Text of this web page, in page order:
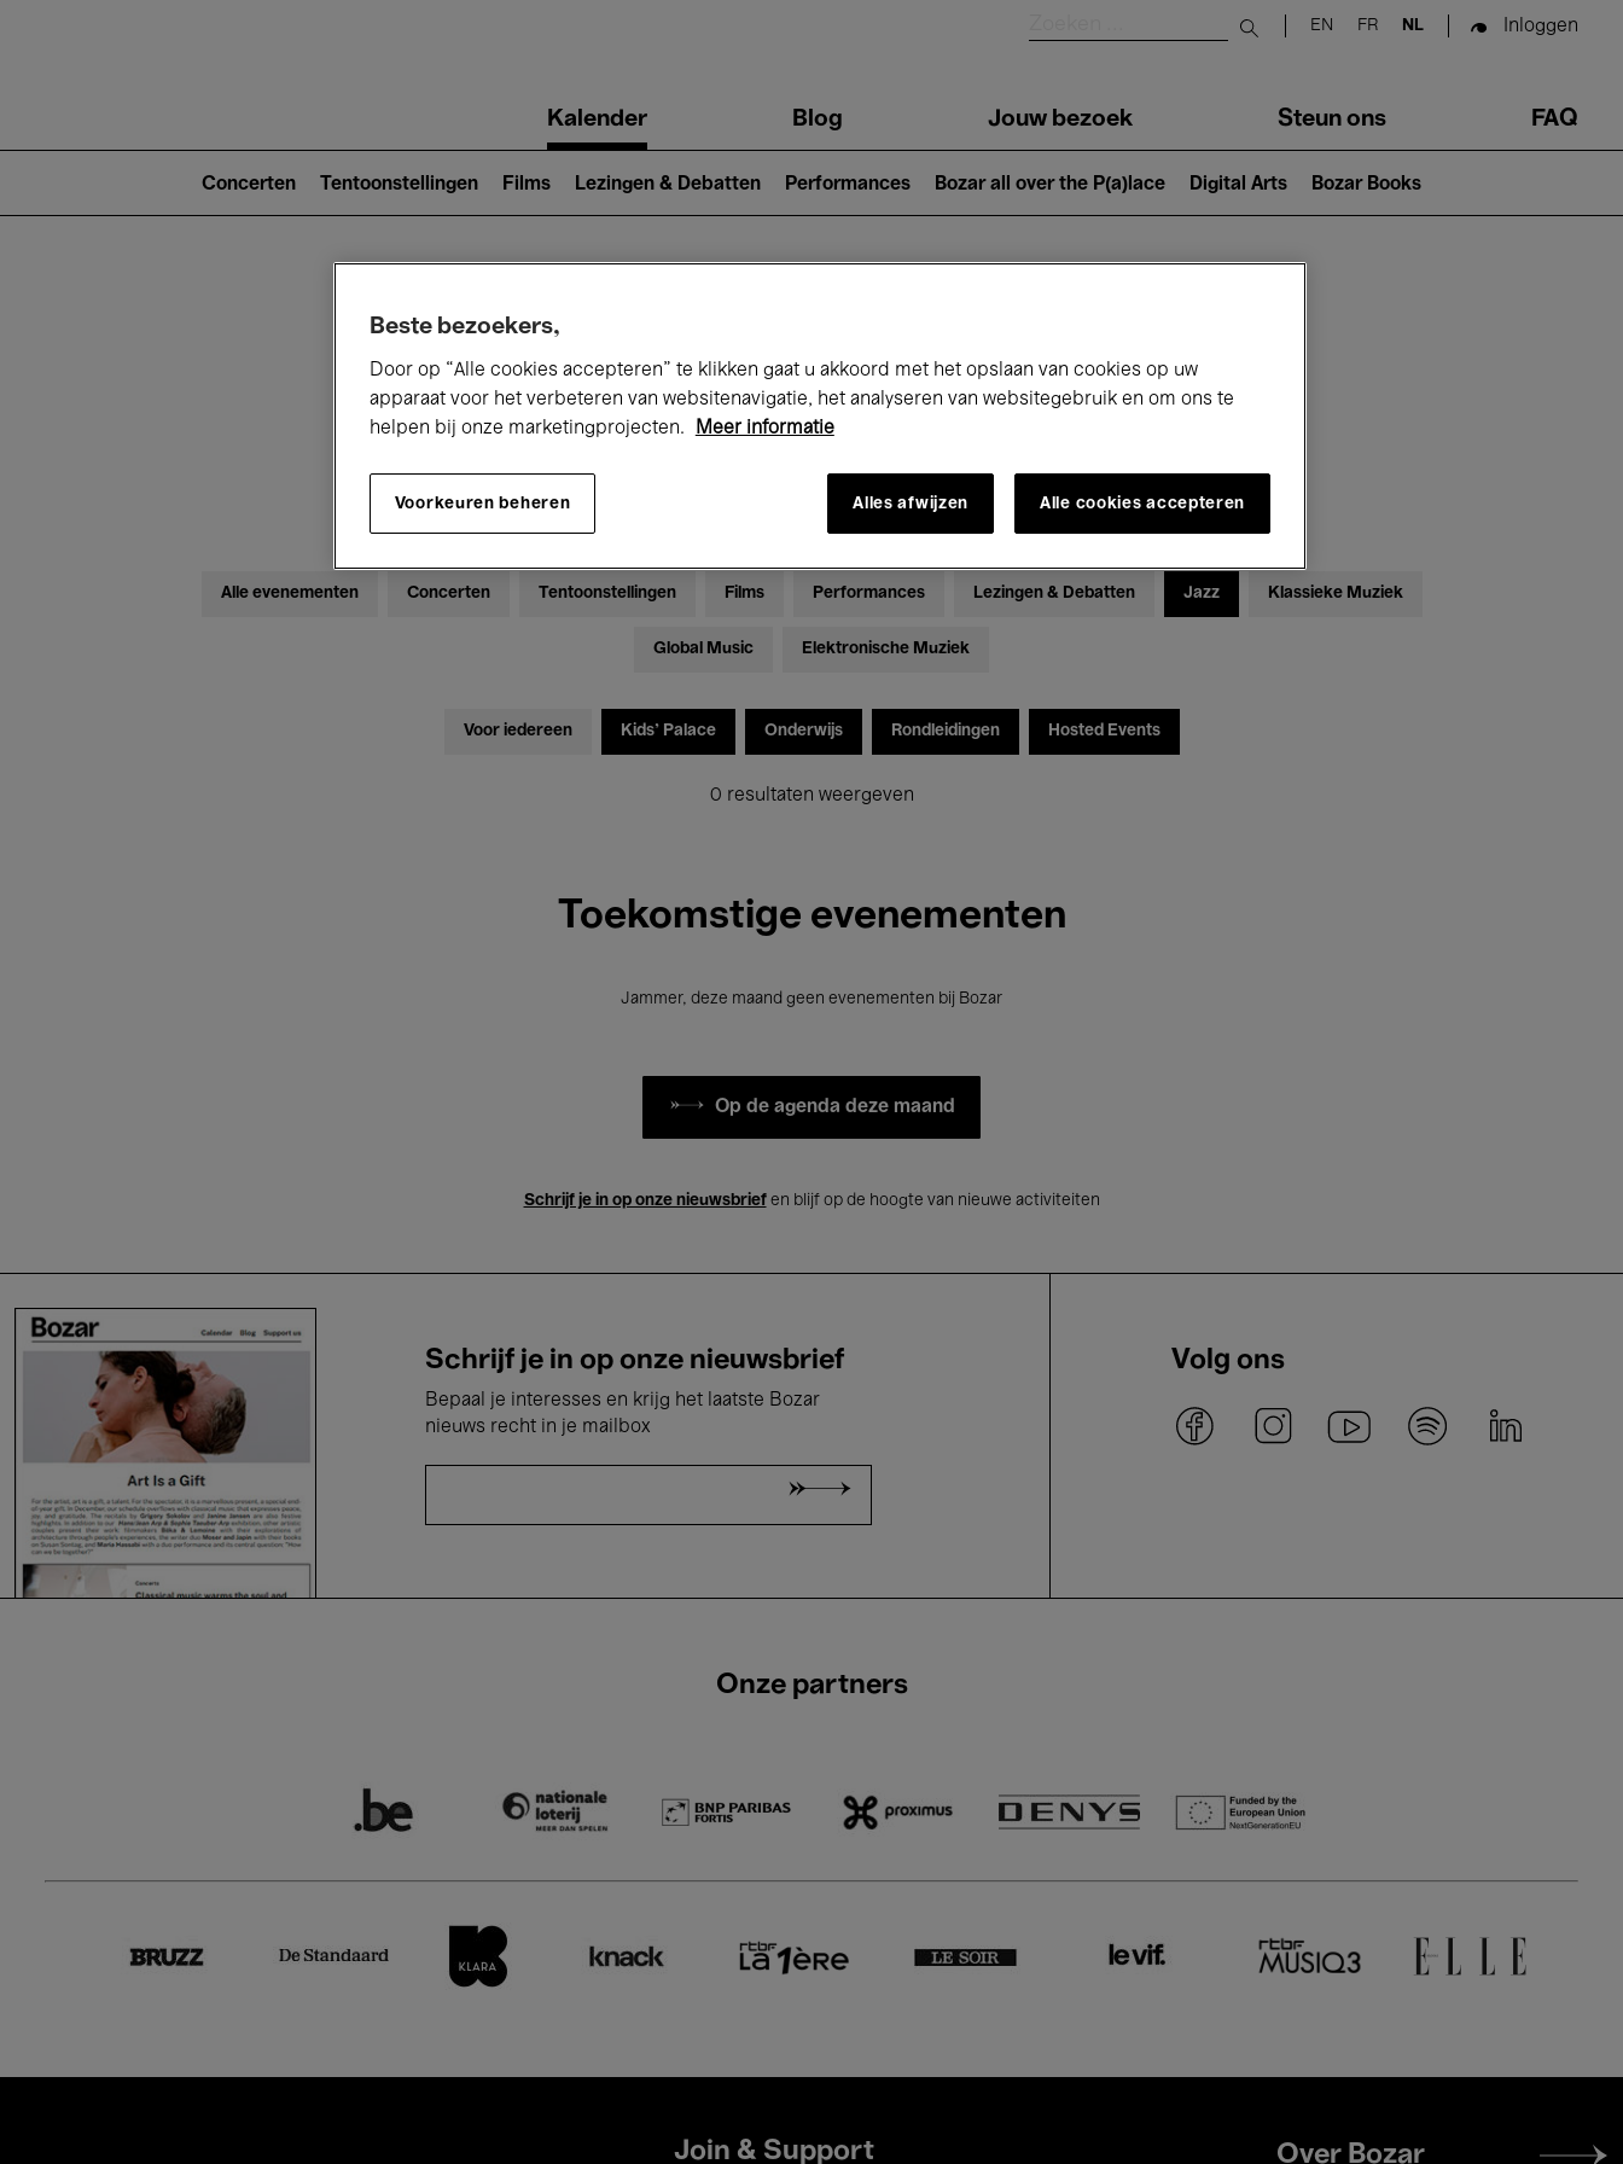
Submit search
EN FR NL Inloggen
navigationKalender Blog Jouw bezoek Steun ons FAQ
2)
Concerten Tentoonstellingen Films Lezingen & Debatten Performances Bozar all over the P(a)lace Digital Arts Bozar Books
Alle evenementen Concerten Tentoonstellingen Films Performances Lezingen & Debatten Jazz Klassieke Muziek
Global Music Elektronische Muziek
Voor iedereen Kids’ Palace Onderwijs Rondleidingen Hosted Events
0 resultaten weergeven
Toekomstige evenementen
Jammer, deze maand geen evenementen bij Bozar
Op de agenda deze maand
Schrijf je in op onze nieuwsbriefen blijf op de hoogte van nieuwe activiteiten
Schrijf je in op onze nieuwsbrief
Bepaal je interesses en krijg het laatste Bozar
nieuws recht in je mailbox
Volg ons
Onze partners
Join & Support
Footer
Over Bozar
Beste bezoekers,
Door op “Alle cookies accepteren” te klikken gaat u akkoord met het opslaan van cookies op uw
apparaat voor het verbeteren van websitenavigatie, het analyseren van websitegebruik en om ons te
helpen bij onze marketingprojecten.
Meer informatie
Voorkeuren beheren Alles afwijzen Alle cookies accepteren